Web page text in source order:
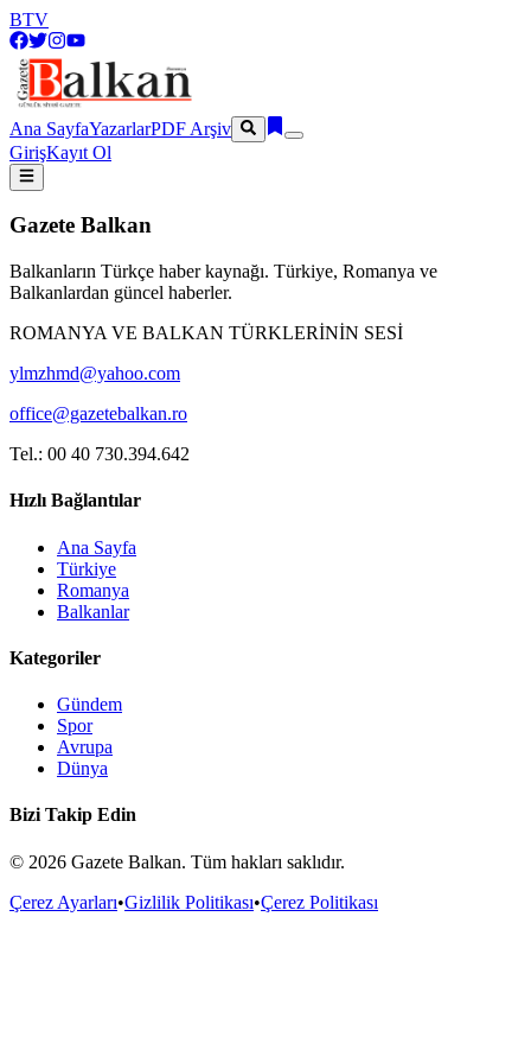
BTV
Ana SayfaYazarlarPDF Arşiv
GirişKayıt Ol
Gazete Balkan
Balkanların Türkçe haber kaynağı. Türkiye, Romanya ve
Balkanlardan güncel haberler.
ROMANYA VE BALKAN TÜRKLERİNİN SESİ
ylmzhmd@yahoo.com
office@gazetebalkan.ro
Tel.: 00 40 730.394.642
Hızlı Bağlantılar
Ana Sayfa
Türkiye
Romanya
Balkanlar
Kategoriler
Gündem
Spor
Avrupa
Dünya
Bizi Takip Edin
© 2026 Gazete Balkan. Tüm hakları saklıdır.
Çerez Ayarları•Gizlilik Politikası•Çerez Politikası